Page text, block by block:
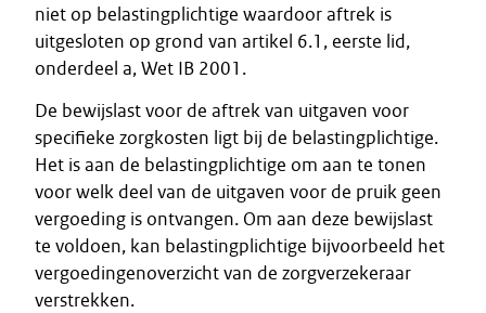
niet op belastingplichtige waardoor aftrek is
uitgesloten op grond van artikel 6.1, eerste lid,
onderdeel a, Wet IB 2001.
De bewijslast voor de aftrek van uitgaven voor
specifieke zorgkosten ligt bij de belastingplichtige.
Het is aan de belastingplichtige om aan te tonen
voor welk deel van de uitgaven voor de pruik geen
vergoeding is ontvangen. Om aan deze bewijslast
te voldoen, kan belastingplichtige bijvoorbeeld het
vergoedingenoverzicht van de zorgverzekeraar
verstrekken.